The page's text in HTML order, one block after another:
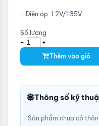
- Điện áp: 1.2V/1.35V
Số lượng
- +
Thêm vào giỏ
Thông số kỹ
Sản phẩm chưa có